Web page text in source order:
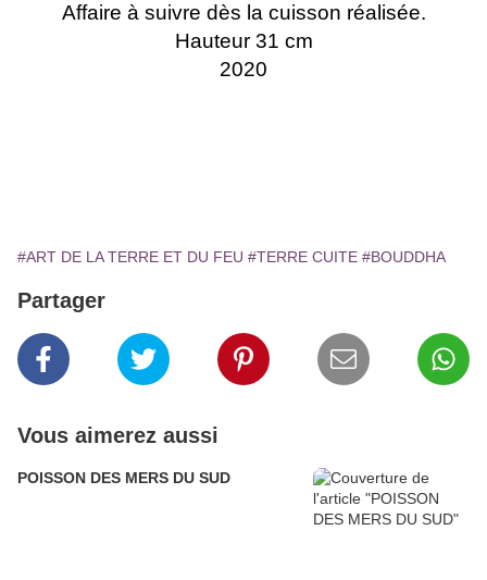
Affaire à suivre dès la cuisson réalisée.
Hauteur 31 cm
2020
#ART DE LA TERRE ET DU FEU #TERRE CUITE #BOUDDHA
Partager
Vous aimerez aussi
POISSON DES MERS DU SUD